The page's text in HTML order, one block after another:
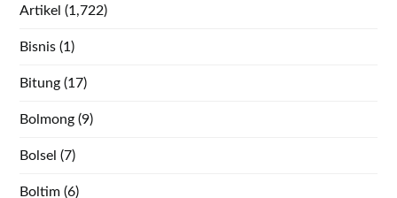
Artikel (1,722)
Bisnis (1)
Bitung (17)
Bolmong (9)
Bolsel (7)
Boltim (6)